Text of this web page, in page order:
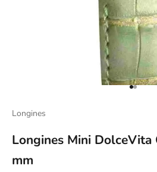
Gehe
Gehe
Longines
Longines Mini DolceVita
mm